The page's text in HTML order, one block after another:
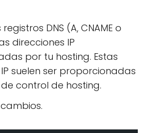
DNS (A, CNAME o
direcciones IP
por tu hosting. Estas
suelen ser proporcionadas
control de hosting.